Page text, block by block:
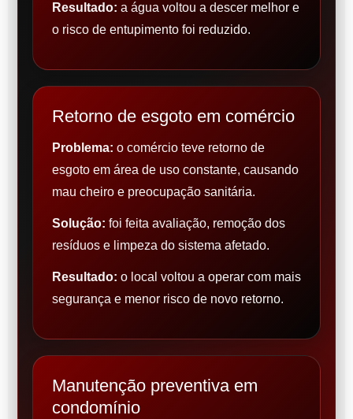
Resultado: a água voltou a descer melhor e
o risco de entupimento foi reduzido.
Retorno de esgoto em comércio
Problema: o comércio teve retorno de
esgoto em área de uso constante, causando
mau cheiro e preocupação sanitária.
Solução: foi feita avaliação, remoção dos
resíduos e limpeza do sistema afetado.
Resultado: o local voltou a operar com mais
segurança e menor risco de novo retorno.
Manutenção preventiva em
condomínio